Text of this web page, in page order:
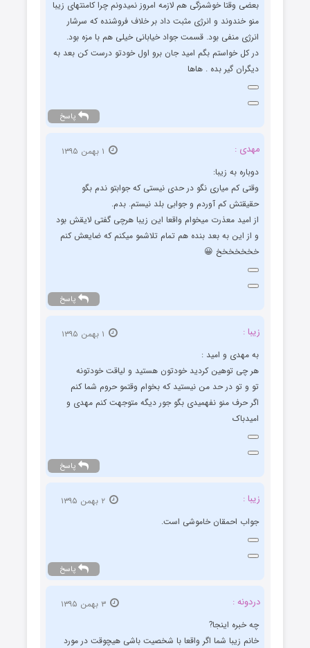
بعضی وقتا خوشمزگی هم لازمه امروز نمیدونم چرا کامنتهای زیبا
منو خندوند و انرژی مثبت داد بر خلاف فروشنده که سرشار
انرژی منفی بود. قسمت جواد خیابانی خیلی هم با مزه بود.
در کل خواستم بگم امید جان برو اول خودتو درست کن بعد به
دیگران گیر بده . هاها
پاسخ
مهدی :
دوباره به زیبا:
وقتی کم میاری نگو در حدی نیستی که جوابتو ندم بگو
حقیقتش کم آوردم و جوابی بلد نیستم. بدم.
از امید معذرت میخوام واقعا این زیبا هرچی گفتی لایقش بود
و از این به بعد بنده هم تمام تلاشمو میکنم که ضایعش کنم
خخخخخخخ 😀
پاسخ
زیبا :
به مهدی و امید :
هر چی توهین کردید خودتون هستید و لیاقت خودتونه
تو و تو در حد من نیستید که بخوام وقتمو حروم شما کنم
اگر حرف منو نفهمیدی بگو جور دیگه متوجهت کنم مهدی و
امیدباک
پاسخ
زیبا :
جواب احمقان خاموشی است.
پاسخ
دردونه :
۳ بهمن ۱۳۹۵
چه خبره اینجا?
خانم زیبا شما اگر واقعا با شخصیت باشی هیچوقت در مورد